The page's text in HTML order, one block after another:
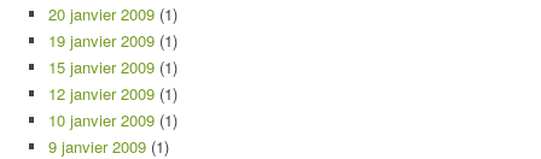
20 janvier 2009 (1)
19 janvier 2009 (1)
15 janvier 2009 (1)
12 janvier 2009 (1)
10 janvier 2009 (1)
9 janvier 2009 (1)